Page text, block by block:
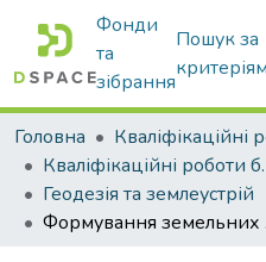
Фонди
та
зібрання
Пошук за
Головна
Кваліфікаційні
Геодезія та землеустрій
Формування